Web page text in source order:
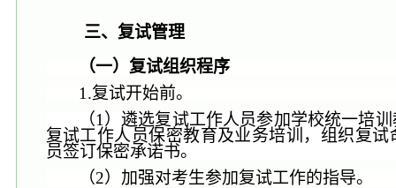
三、复试管理
（一）复试组织程序
1.复试开始前。
（1）遴选复试工作人员参加学校统一培
复试工作人员保密教育及业务培训，组织复试
员签订保密承诺书。
（2） 加强对考生参加复试工作的指导。